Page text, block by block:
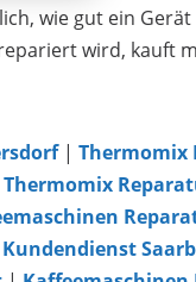
wie gut ein Gerät
wird, kauft
| Thermomix
Thermomix